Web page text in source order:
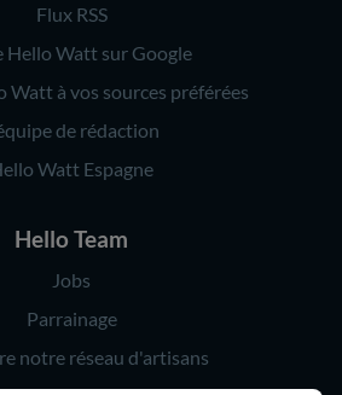
Flux RSS
Hello Watt sur Google
Watt à vos sources préférées
de rédaction
Watt Espagne
Hello Team
Jobs
Parrainage
notre réseau d'artisans